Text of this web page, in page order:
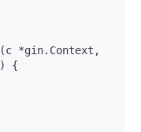
(c *gin.Context,
) {